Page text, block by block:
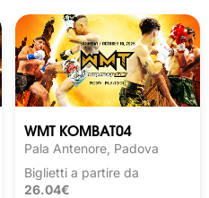
WMT KOMBAT04
Pala Antenore, Padova
Biglietti a partire da
26.04€